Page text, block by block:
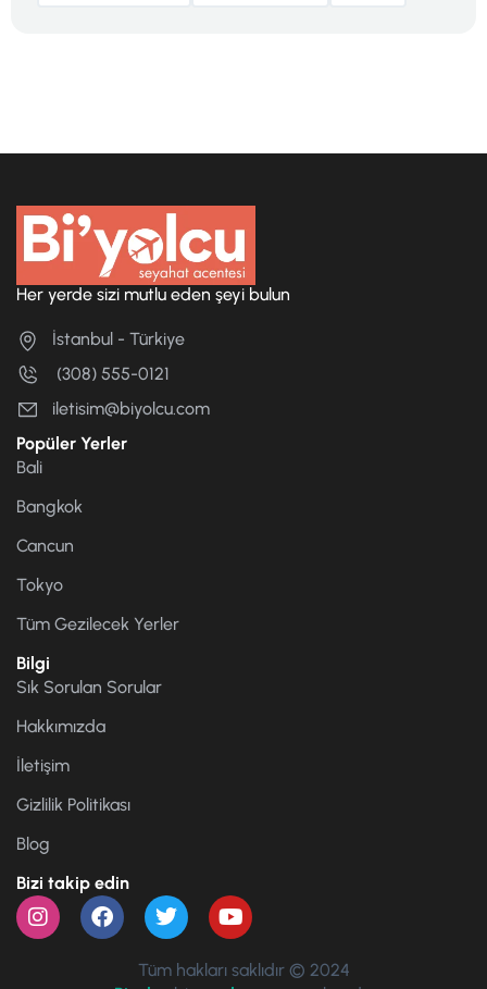
Her yerde sizi mutlu eden şeyi bulun
İstanbul - Türkiye
(308) 555-0121
iletisim@biyolcu.com
Popüler Yerler
Bali
Bangkok
Cancun
Tokyo
Tüm Gezilecek Yerler
Bilgi
Sık Sorulan Sorular
Hakkımızda
İletişim
Gizlilik Politikası
Blog
Bizi takip edin
Tüm hakları saklıdır © 2024